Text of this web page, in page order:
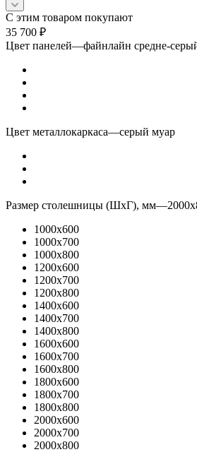
С этим товаром покупают
35 700 ₽
Цвет панелей—файнлайн средне-
Цвет металлокаркаса—серый муар
Размер столешницы (ШхГ), мм—
1000x600
1000x700
1000x800
1200x600
1200x700
1200x800
1400x600
1400x700
1400x800
1600x600
1600x700
1600x800
1800x600
1800x700
1800x800
2000x600
2000x700
2000x800